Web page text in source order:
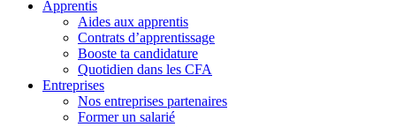
Apprentis
Aides aux apprentis
Contrats d’apprentissage
Booste ta candidature
Quotidien dans les CFA
Entreprises
Nos entreprises partenaires
Former un salarié